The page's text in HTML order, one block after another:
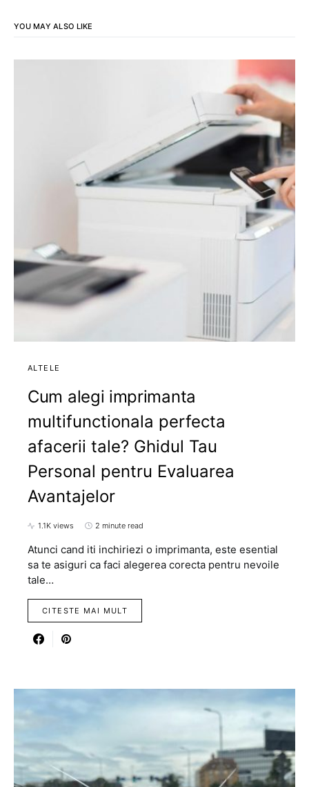
YOU MAY ALSO LIKE
ALTELE
Cum alegi imprimanta
multifunctionala perfecta
afacerii tale? Ghidul Tau
Personal pentru Evaluarea
Avantajelor
1.1K views 2 minute read
Atunci cand iti inchiriezi o imprimanta, este esential
sa te asiguri ca faci alegerea corecta pentru nevoile
tale…
CITESTE MAI MULT